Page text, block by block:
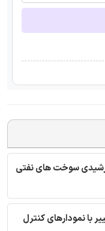
سوخت های نفتی
با نمودارهای کنترل